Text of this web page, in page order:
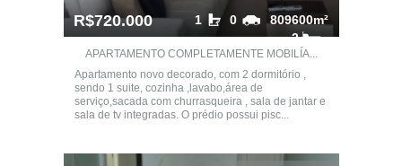
R$720.000 809600m²
0
1
2
APARTAMENTO COMPLETAMENTE MOBILÍA...
Apartamento novo decorado, com 2 dormitório ,
sendo 1 suite, cozinha ,lavabo,área de
serviço,sacada com churrasqueira , sala de jantar e
sala de tv integradas. O prédio possui pisc...